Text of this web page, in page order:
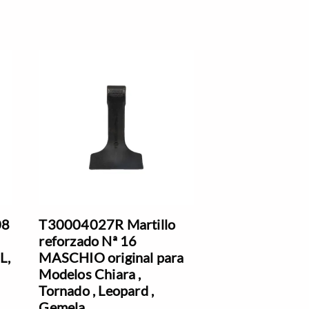
T30004027R Martillo
reforzado Nª 16
MASCHIO original para
Modelos Chiara ,
Tornado , Leopard ,